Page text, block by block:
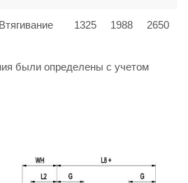
Втягивание 1325 1988 2650
были определены с учетом